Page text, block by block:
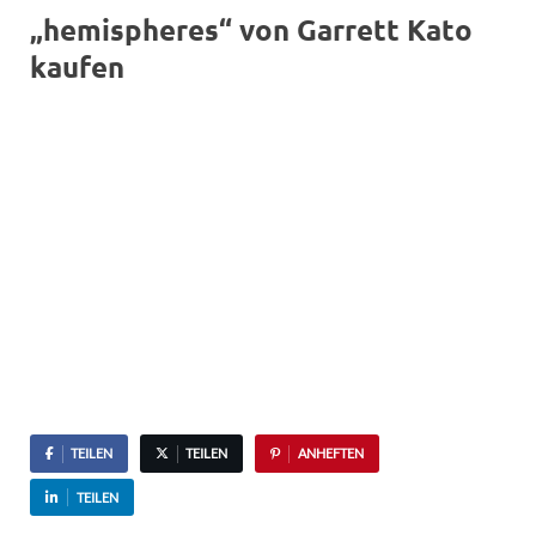
„hemispheres“ von Garrett Kato
kaufen
TEILEN TEILEN ANHEFTEN
TEILEN